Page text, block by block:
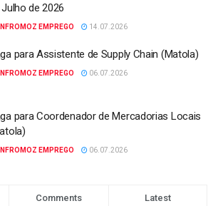
de 2026
INFROMOZ EMPREGO 14.07.2026
para Assistente de Supply Chain (Matola)
INFROMOZ EMPREGO 06.07.2026
para Coordenador de Mercadorias Locais
INFROMOZ EMPREGO 06.07.2026
Comments Latest